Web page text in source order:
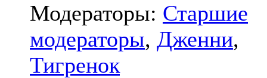
Модераторы: Старшие
модераторы, Дженни,
Тигренок